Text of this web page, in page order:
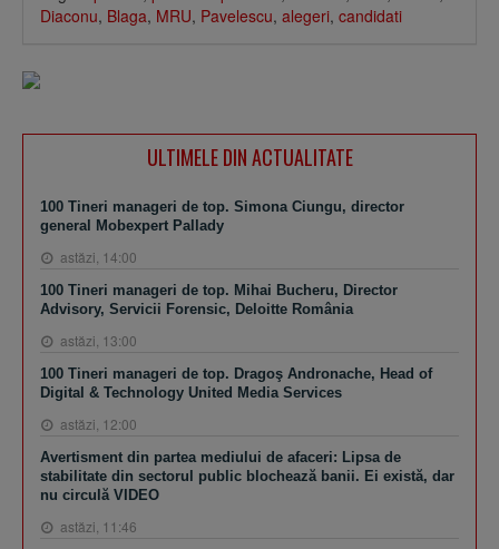
Diaconu, Blaga, MRU, Pavelescu, alegeri, candidati
ULTIMELE DIN ACTUALITATE
100 Tineri manageri de top. Simona Ciungu, director
general Mobexpert Pallady
astăzi, 14:00
100 Tineri manageri de top. Mihai Bucheru, Director
Advisory, Servicii Forensic, Deloitte România
astăzi, 13:00
100 Tineri manageri de top. Dragoş Andronache, Head of
Digital & Technology United Media Services
astăzi, 12:00
Avertisment din partea mediului de afaceri: Lipsa de
stabilitate din sectorul public blochează banii. Ei există, dar
nu circulă VIDEO
astăzi, 11:46